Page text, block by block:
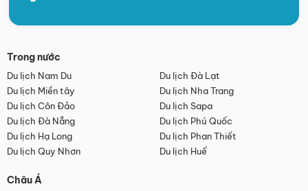
Trong nước
Du lịch Nam Du
Du lịch Đà Lạt
Du lịch Miền tây
Du lịch Nha Trang
Du lịch Côn Đảo
Du lịch Sapa
Du lịch Đà Nẵng
Du lịch Phú Quốc
Du lịch Hạ Long
Du lịch Phan Thiết
Du lịch Quy Nhơn
Du lịch Huế
Châu Á